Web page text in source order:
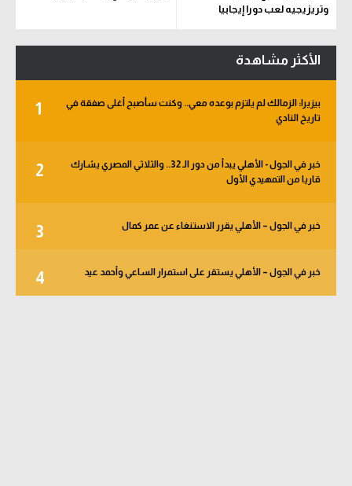
وتريزيجيه لعب دورا إيجابيا
الأكثر مشاهدة
1
بيزيرا: الزمالك لم يلتزم بوعده معي.. وكنت سأصبح أغلى صفقة في
تاريخ النادي
2
خبر في الجول - الأهلي يبدأ من دور الـ 32.. والثلاثي المصري يشارك
قاريا من التمهيدي الأول
3 خبر في الجول – الأهلي يقرر الاستنغاء عن عمر كمال
4 خبر في الجول – الأهلي يستقر على استمرار الساعي وأحمد عيد